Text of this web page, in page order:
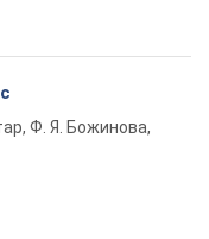
Ф. Я. Божинова,